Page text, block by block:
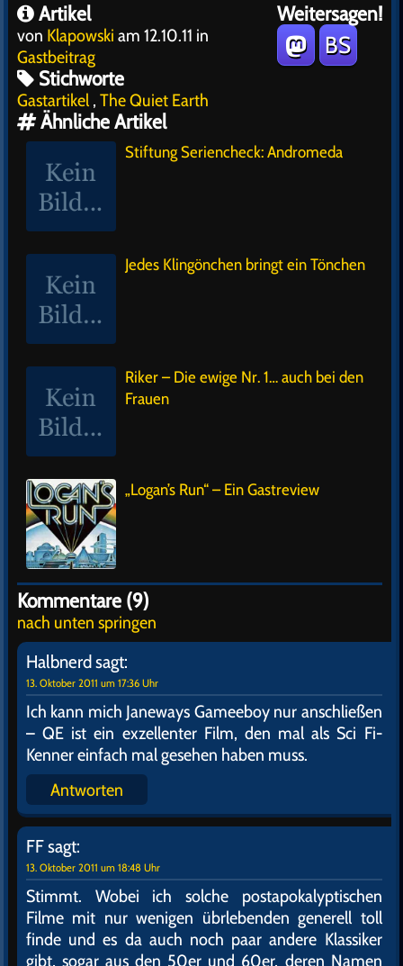
Weitersagen!
BS
Artikel
von Klapowski am 12.10.11 in
Gastbeitrag
Stichworte
Gastartikel , The Quiet Earth
Ähnliche Artikel
Stiftung Seriencheck: Andromeda
Jedes Klingönchen bringt ein Tönchen
Riker – Die ewige Nr. 1… auch bei den
Frauen
„Logan’s Run“ – Ein Gastreview
Kommentare (9)
nach unten springen
Halbnerdsagt:
13. Oktober 2011 um 17:36 Uhr
Ich kann mich Janeways Gameeboy nur anschließen
– QE ist ein exzellenter Film, den mal als Sci Fi-
Kenner einfach mal gesehen haben muss.
Antworten
FFsagt:
13. Oktober 2011 um 18:48 Uhr
Stimmt. Wobei ich solche postapokalyptischen
Filme mit nur wenigen übrlebenden generell toll
finde und es da auch noch paar andere Klassiker
gibt, sogar aus den 50er und 60er, deren Namen